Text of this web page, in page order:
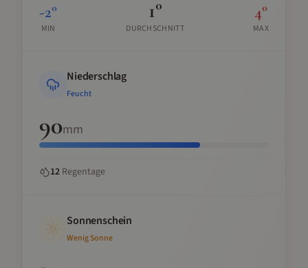
-2°
MIN
1°
DURCHSCHNITT
4°
MAX
Niederschlag
Feucht
90mm
12 Regentage
Sonnenschein
Wenig Sonne